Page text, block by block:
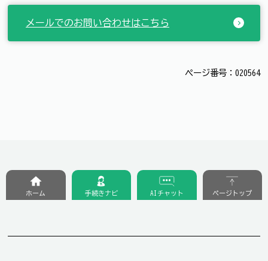
メールでのお問い合わせはこちら
ページ番号：020564
ホーム 手続きナビ AIチャット ページトップ